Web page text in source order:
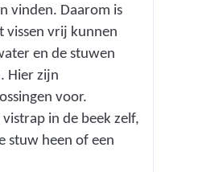
vinden. Daarom is
vissen vrij kunnen
en de stuwen
Hier zijn
voor.
in de beek zelf,
stuw heen of een